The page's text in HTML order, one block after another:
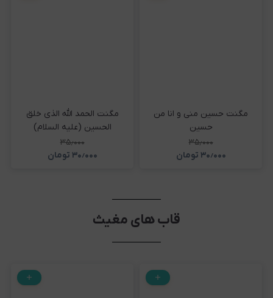
مگنت حسین منی و انا من
حسین
۳۵٫۰۰۰
۳۰٫۰۰۰ تومان
مگنت الحمد الله الذی خلق
الحسین (علیه السلام)
۳۵٫۰۰۰
۳۰٫۰۰۰ تومان
قاب های مغیث